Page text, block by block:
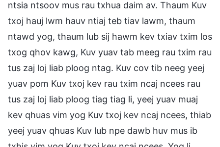
ntsia ntsoov mus rau txhua daim av. Thaum Kuv
txoj hauj lwm hauv ntiaj teb tiav lawm, thaum
ntawd yog, thaum lub sij hawm kev txiav txim los
txog qhov kawg, Kuv yuav tab meeg rau txim rau
tus zaj loj liab ploog ntag. Kuv cov tib neeg yeej
yuav pom Kuv txoj kev rau txim ncaj ncees rau
tus zaj loj liab ploog tiag tiag li, yeej yuav muaj
kev qhuas vim yog Kuv txoj kev ncaj ncees, thiab
yeej yuav qhuas Kuv lub npe dawb huv mus ib